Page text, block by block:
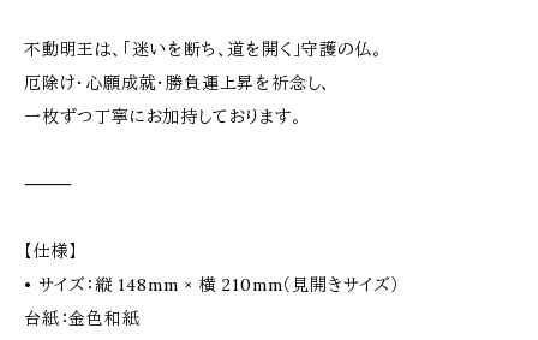
不動明王は、「迷いを断ち、道を開く」守護の仏。
厄除け・心願成就・勝負運上昇を祈念し、
一枚ずつ丁寧にお加持しております。
⸻
【仕様】
• サイズ：縦 148mm × 横 210mm（見開きサイズ）
台紙：金色和紙